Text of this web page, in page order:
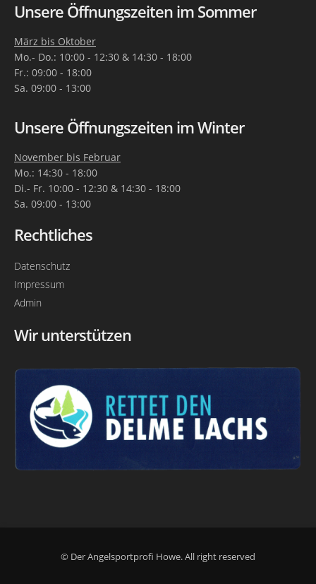
Unsere Öffnungszeiten im Sommer
März bis Oktober
Mo.- Do.: 10:00 - 12:30 & 14:30 - 18:00
Fr.: 09:00 - 18:00
Sa. 09:00 - 13:00
Unsere Öffnungszeiten im Winter
November bis Februar
Mo.: 14:30 - 18:00
Di.- Fr. 10:00 - 12:30 & 14:30 - 18:00
Sa. 09:00 - 13:00
Rechtliches
Datenschutz
Impressum
Admin
Wir unterstützen
© Der Angelsportprofi Howe. All right reserved